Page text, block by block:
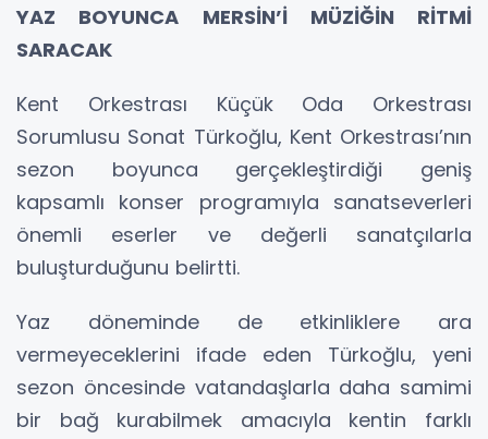
YAZ BOYUNCA MERSİN’İ MÜZİĞİN RİTMİ
SARACAK
Kent Orkestrası Küçük Oda Orkestrası
Sorumlusu Sonat Türkoğlu, Kent Orkestrası’nın
sezon boyunca gerçekleştirdiği geniş
kapsamlı konser programıyla sanatseverleri
önemli eserler ve değerli sanatçılarla
buluşturduğunu belirtti.
Yaz döneminde de etkinliklere ara
vermeyeceklerini ifade eden Türkoğlu, yeni
sezon öncesinde vatandaşlarla daha samimi
bir bağ kurabilmek amacıyla kentin farklı